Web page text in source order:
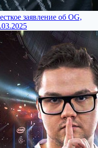
заявление об OG,